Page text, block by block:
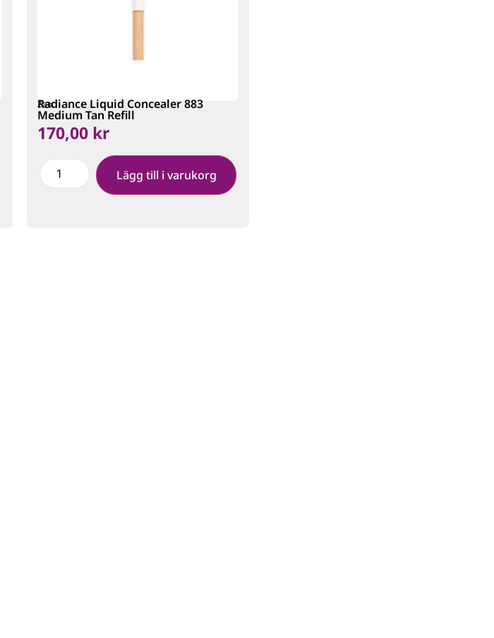
Zao
Radiance Liquid Concealer 883
Medium Tan Refill
170,00 kr
Lägg till i varukorg